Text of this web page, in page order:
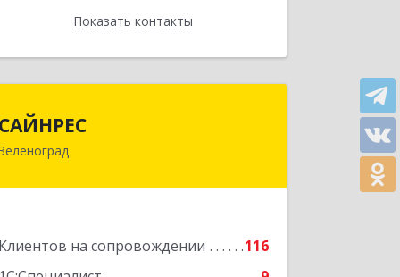
Показать контакты
Назад
САЙНРЕС
Клиентов на сопровождении
116
124365, Москва г, Зеленоград г,